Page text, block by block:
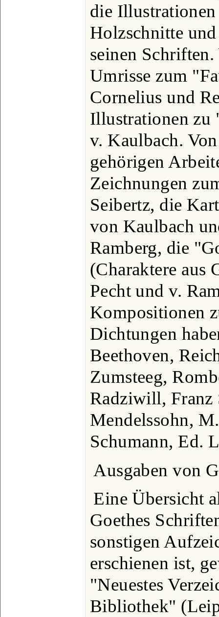
die
Holzschnitte
seinen
Umrisse zum
Cornelius und
Illustrationen zu
v. Kaulbach.
gehörigen
Zeichnungen
Seibertz, die
von Kaulbach
Ramberg, die
(Charaktere aus
Pecht und v.
Kompositionen
Dichtungen
Beethoven,
Zumsteeg,
Radziwill, Franz
Mendelssohn,
Schumann, Ed.
Ausgaben von
Eine Übersicht
Goethes
sonstigen
erschienen ist,
"Neuestes
Bibliothek"